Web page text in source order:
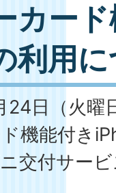
カー
利用
日（火曜
機能付き
交付サー